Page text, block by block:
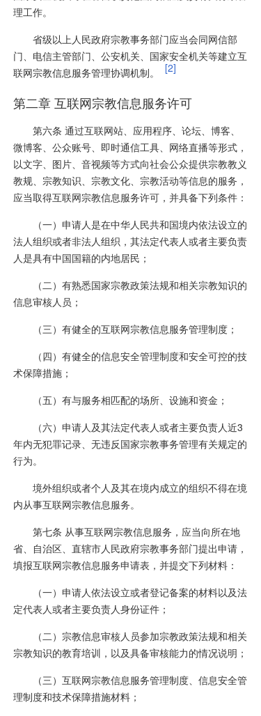
理工作。
省级以上人民政府宗教事务部门应当会同网信部
门、电信主管部门、公安机关、国家安全机关等建立互
联网宗教信息服务管理协调机制。
[2]
第二章 互联网宗教信息服务许可
第六条 通过互联网站、应用程序、论坛、博客、
微博客、公众账号、即时通信工具、网络直播等形式，
以文字、图片、音视频等方式向社会公众提供宗教教义
教规、宗教知识、宗教文化、宗教活动等信息的服务，
应当取得互联网宗教信息服务许可，并具备下列条件：
（一）申请人是在中华人民共和国境内依法设立的
法人组织或者非法人组织，其法定代表人或者主要负责
人是具有中国国籍的内地居民；
（二）有熟悉国家宗教政策法规和相关宗教知识的
信息审核人员；
（三）有健全的互联网宗教信息服务管理制度；
（四）有健全的信息安全管理制度和安全可控的技
术保障措施；
（五）有与服务相匹配的场所、设施和资金；
（六）申请人及其法定代表人或者主要负责人近3
年内无犯罪记录、无违反国家宗教事务管理有关规定的
行为。
境外组织或者个人及其在境内成立的组织不得在境
内从事互联网宗教信息服务。
第七条 从事互联网宗教信息服务，应当向所在地
省、自治区、直辖市人民政府宗教事务部门提出申请，
填报互联网宗教信息服务申请表，并提交下列材料：
（一）申请人依法设立或者登记备案的材料以及法
定代表人或者主要负责人身份证件；
（二）宗教信息审核人员参加宗教政策法规和相关
宗教知识的教育培训，以及具备审核能力的情况说明；
（三）互联网宗教信息服务管理制度、信息安全管
理制度和技术保障措施材料；